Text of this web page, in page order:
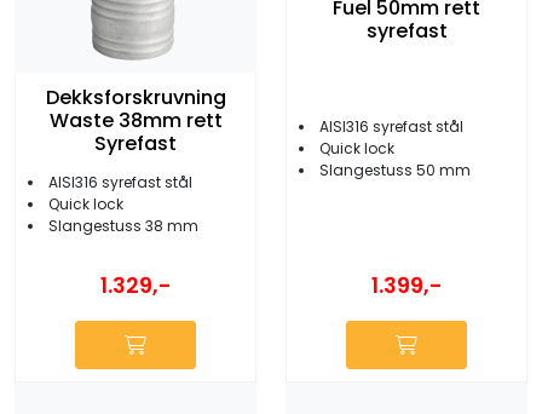
Dekksforskruvning
Waste 38mm rett
Syrefast
AISI316 syrefast stål
Quick lock
Slangestuss 38 mm
1.329,-
Fuel 50mm rett
syrefast
AISI316 syrefast stål
Quick lock
Slangestuss 50 mm
1.399,-